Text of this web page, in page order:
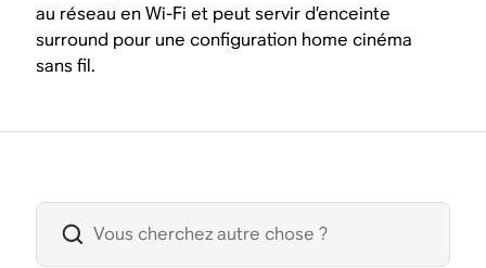
au réseau en Wi-Fi et peut servir d’enceinte
surround pour une configuration home cinéma
sans fil.